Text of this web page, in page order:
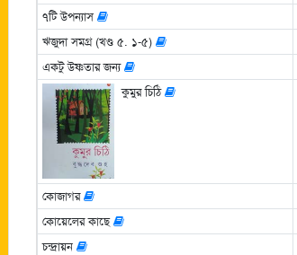
৭টি উপন্যাস
ঋজুদা সমগ্র (খণ্ড ৫. ১-৫)
একটু উষ্ণতার জন্য
কুমুর চিঠি
কোজাগর
কোয়েলের কাছে
চন্দ্রায়ন